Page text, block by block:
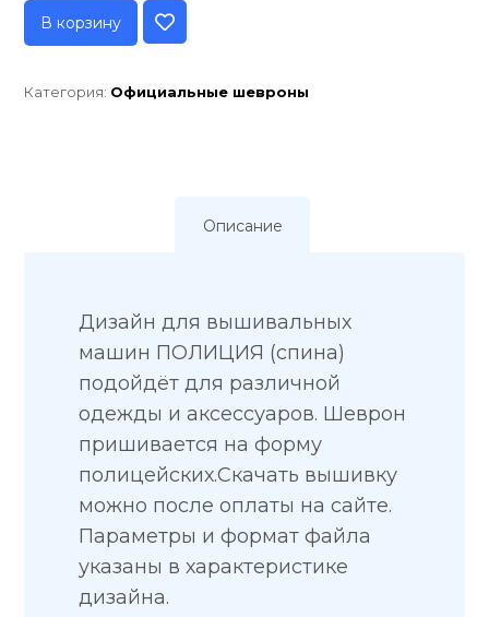
В корзину
Категория: Официальные шевроны
Описание
Дизайн для вышивальных
машин ПОЛИЦИЯ (спина)
подойдёт для различной
одежды и аксессуаров. Шеврон
пришивается на форму
полицейских.Скачать вышивку
можно после оплаты на сайте.
Параметры и формат файла
указаны в характеристике
дизайна.